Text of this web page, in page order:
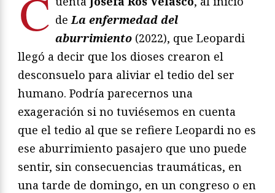
C deLa enfermedad del
aburrimiento (2022), que Leopardi
llegó a decir que los dioses crearon el
desconsuelo para aliviar el tedio del ser
humano. Podría parecernos una
exageración si no tuviésemos en cuenta
que el tedio al que se refiere Leopardi no es
ese aburrimiento pasajero que uno puede
sentir, sin consecuencias traumáticas, en
una tarde de domingo, en un congreso o en